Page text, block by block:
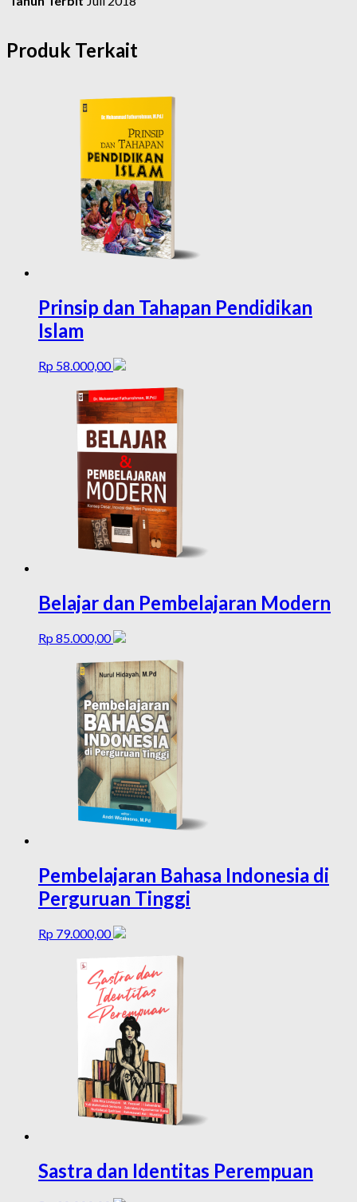
Produk Terkait
Prinsip dan Tahapan Pendidikan
Islam
Rp 58.000,00
Belajar dan Pembelajaran Modern
Rp 85.000,00
Pembelajaran Bahasa Indonesia di
Perguruan Tinggi
Rp 79.000,00
Sastra dan Identitas Perempuan